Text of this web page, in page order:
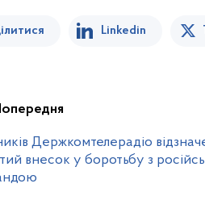
Linkedin
Держкомтелерадіо
внесок у боротьбу з